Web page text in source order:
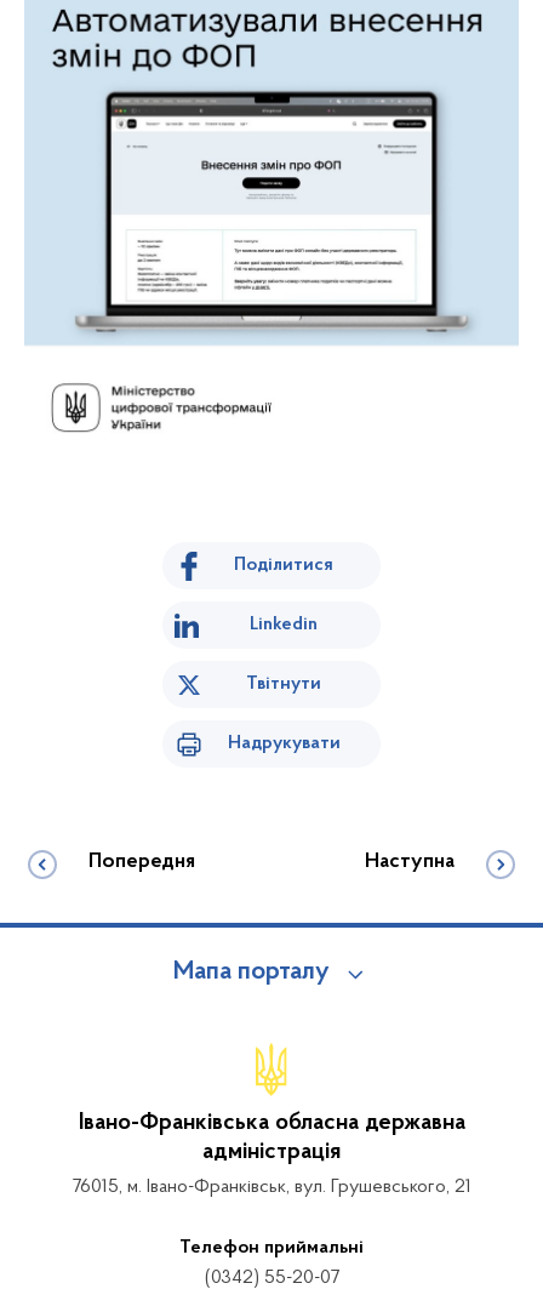
Поділитися
Linkedin
Твітнути
Надрукувати
Попередня Наступна
Мапа порталу
Івано-Франківська обласна державна
адміністрація
76015, м. Івано-Франківськ, вул. Грушевського, 21
Телефон приймальні
(0342) 55-20-07